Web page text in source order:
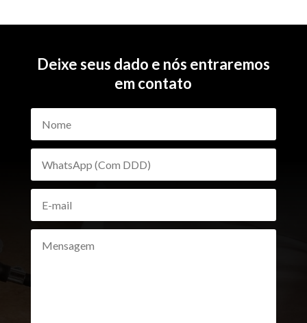
Deixe seus dado e nós entraremos
em contato